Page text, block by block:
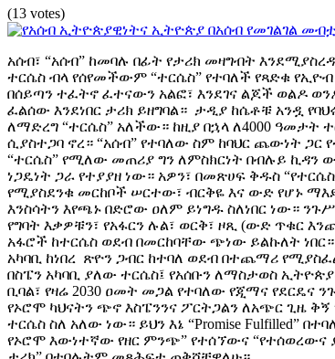
(13 votes)
አሰብ፣ “አሰብ” ከመባሉ በፊት የታሪክ መዛግብት
ተርሴስ ብላ የሰየመችውም “ተርሴስ” የተባለች የጻድቁ
በሰይጣን ተፈትኖ ፈተናውን አልፎ፣ እንደገና ልጆች ወልዶ
ፈልሰው እንደነበር ታሪክ ይዘግባል። ታዲያ ከሴቶቹ አንዷ
ለማድረግ “ተርሴስ” አለችው። ከዚያ በኋላ ለ4000
ሲያስተጋባ ኖረ። “አሰብ” የተባለው ስም ከባህር ጨውነት ጋር
“ተርሴስ” የሚለው መጠሪያ ግን ለምስክርነት በብሉይ ኪዳን
ነጋዴነት ጋራ የተያያዘ ነው። አዎን፣ በመጽሀፍ ቅዱስ
የሚያስደንቁ መርከቦች ሠርተው፣ ብርቅዬ እና ውድ የሆኑ
እንስሳትን እየጫኑ በድሮው ዐለም ይነግዱ ስለነበር ነው።
የግባት እቃዎቹን፣ የአፋርን ሉል፣ ወርቅ፣ ዞጺ (ውድ ጥቁር
አፋሮች ከተርሴስ ወደብ በመርከባቸው ጭነው ይልኩለት
አካባቢ ከነበረ ጽዮን ጋብር ከተባለ ወደብ በተጨማሪ
በስፔን አካባቢ ያለው ተርሴስ፤ የአሰቡን ለማስታወስ
ቢባል፣ የዛሬ 2030 ዐመት መጋል የተባለው የጂማና የደርዴና
የኦሮሞ ካህናትን ጭኖ እስፔንንና ፖርትጋልን ለአጭር ጊዜ
ተርሴስ ስለ አለው ነው። ይህን እኔ “Promise Fulfilled”
የኦሮሞ እውነተኛው የዘር ምንጭ” የተሰኘውና “የተሰወረውና